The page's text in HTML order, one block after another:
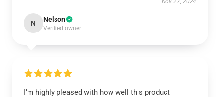
Nov 27, 2024
N Nelson
Verified owner
I’m highly pleased with how well this product